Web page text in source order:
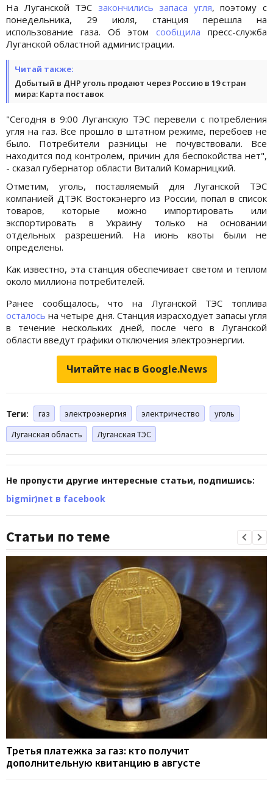
На Луганской ТЭС закончились запаса угля, поэтому с
понедельника, 29 июля, станция перешла на
использование газа. Об этомсообщила пресс-служба
Луганской областной администрации.
Читай также:
Добытый в ДНР уголь продают через Россию в 19 стран
мира: Карта поставок
"Сегодня в 9:00 Луганскую ТЭС перевели с потребления
угля на газ. Все прошло в штатном режиме, перебоев не
было. Потребители разницы не почувствовали. Все
находится под контролем, причин для беспокойства нет",
- сказал губернатор области Виталий Комарницкий.
Отметим, уголь, поставляемый для Луганской ТЭС
компанией ДТЭК Востокэнерго из России, попал в список
товаров, которые можно импортировать или
экспортировать в Украину только на основании
отдельных разрешений. На июнь квоты были не
определены.
Как известно, эта станция обеспечивает светом и теплом
около миллиона потребителей.
Ранее сообщалось, что на Луганской ТЭС топлива
осталось на четыре дня. Станция израсходует запасы угля
в течение нескольких дней, после чего в Луганской
области введут графики отключения электроэнергии.
Читайте нас в Google.News
Теги: газ электроэнергия электричество
уголь
Луганская область
Луганская ТЭС
Не пропусти другие интересные статьи, подпишись:
bigmir)net в facebook
Статьи по теме
Третья платежка за газ: кто получит
дополнительную квитанцию в августе